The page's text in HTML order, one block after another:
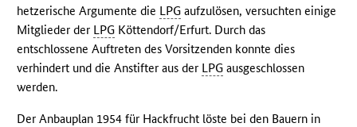
hetzerische Argumente die LPG aufzulösen, versuchten einige
Mitglieder der LPG Köttendorf/Erfurt. Durch das
entschlossene Auftreten des Vorsitzenden konnte dies
verhindert und die Anstifter aus der LPG ausgeschlossen
werden.
Der Anbauplan 1954 für Hackfrucht löste bei den Bauern in